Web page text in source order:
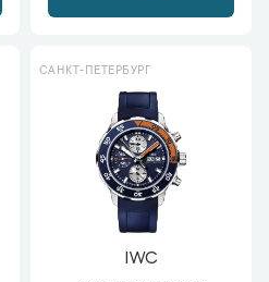
САНКТ-ПЕТЕРБУРГ
IWC